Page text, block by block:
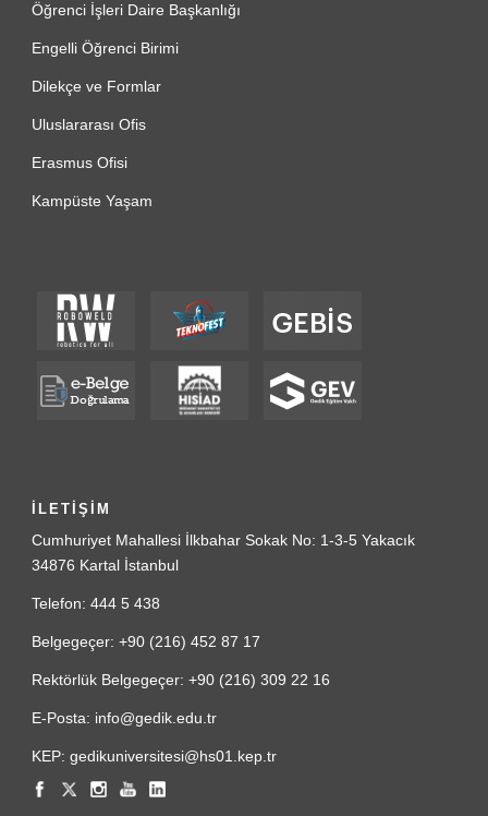
Öğrenci İşleri Daire Başkanlığı
Engelli Öğrenci Birimi
Dilekçe ve Formlar
Uluslararası Ofis
Erasmus Ofisi
Kampüste Yaşam
İLETİŞİM
Cumhuriyet Mahallesi İlkbahar Sokak No: 1-3-5 Yakacık
34876 Kartal İstanbul
Telefon: 444 5 438
Belgegeçer: +90 (216) 452 87 17
Rektörlük Belgegeçer: +90 (216) 309 22 16
E-Posta: info@gedik.edu.tr
KEP: gedikuniversitesi@hs01.kep.tr